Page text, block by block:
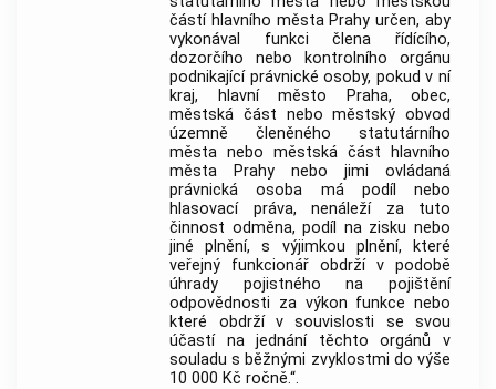
částí hlavního města Prahy určen, aby
vykonával funkci člena řídícího,
dozorčího nebo kontrolního orgánu
podnikající právnické osoby, pokud v ní
kraj, hlavní město Praha, obec,
městská část nebo městský obvod
územně členěného statutárního
města nebo městská část hlavního
města Prahy nebo jimi ovládaná
právnická osoba má podíl nebo
hlasovací práva, nenáleží za tuto
činnost odměna, podíl na zisku nebo
jiné plnění, s výjimkou plnění, které
veřejný funkcionář obdrží v podobě
úhrady pojistného na pojištění
odpovědnosti za výkon funkce nebo
které obdrží v souvislosti se svou
účastí na jednání těchto orgánů v
souladu s běžnými zvyklostmi do výše
10 000 Kč ročně.“.